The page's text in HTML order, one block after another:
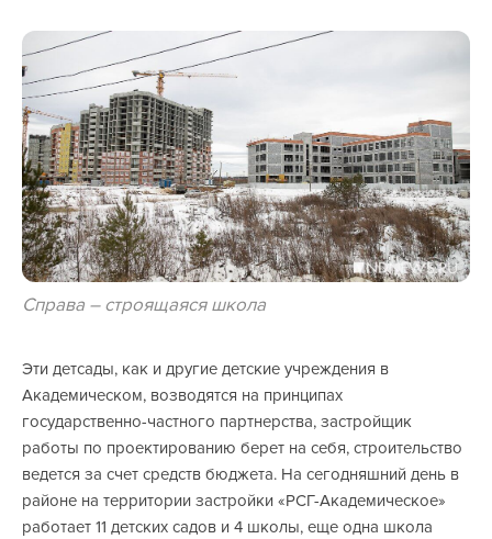
Справа – строящаяся школа
Эти детсады, как и другие детские учреждения в
Академическом, возводятся на принципах
государственно-частного партнерства, застройщик
работы по проектированию берет на себя, строительство
ведется за счет средств бюджета. На сегодняшний день в
районе на территории застройки «РСГ-Академическое»
работает 11 детских садов и 4 школы, еще одна школа